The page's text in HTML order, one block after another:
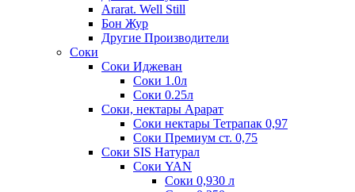
Ararat. Well Still
Бон Жур
Другие Производители
Соки
Соки Иджеван
Соки 1.0л
Соки 0.25л
Соки, нектары Арарат
Соки нектары Тетрапак 0,97
Соки Премиум ст. 0,75
Соки SIS Натурал
Соки YAN
Соки 0,930 л